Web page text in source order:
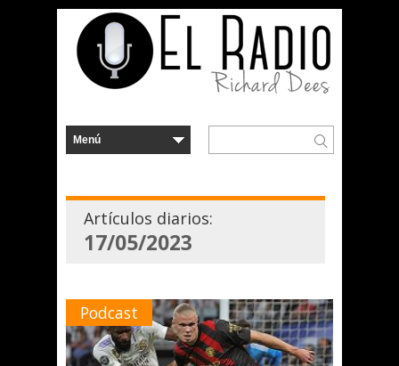
Artículos diarios:
17/05/2023
Podcast